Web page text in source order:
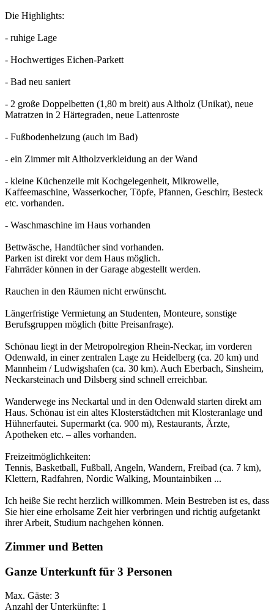
Die Highlights:
- ruhige Lage
- Hochwertiges Eichen-Parkett
- Bad neu saniert
- 2 große Doppelbetten (1,80 m breit) aus Altholz (Unikat), neue
Matratzen in 2 Härtegraden, neue Lattenroste
- Fußbodenheizung (auch im Bad)
- ein Zimmer mit Altholzverkleidung an der Wand
- kleine Küchenzeile mit Kochgelegenheit, Mikrowelle,
Kaffeemaschine, Wasserkocher, Töpfe, Pfannen, Geschirr, Besteck
etc. vorhanden.
- Waschmaschine im Haus vorhanden
Bettwäsche, Handtücher sind vorhanden.
Parken ist direkt vor dem Haus möglich.
Fahrräder können in der Garage abgestellt werden.
Rauchen in den Räumen nicht erwünscht.
Längerfristige Vermietung an Studenten, Monteure, sonstige
Berufsgruppen möglich (bitte Preisanfrage).
Schönau liegt in der Metropolregion Rhein-Neckar, im vorderen
Odenwald, in einer zentralen Lage zu Heidelberg (ca. 20 km) und
Mannheim / Ludwigshafen (ca. 30 km). Auch Eberbach, Sinsheim,
Neckarsteinach und Dilsberg sind schnell erreichbar.
Wanderwege ins Neckartal und in den Odenwald starten direkt am
Haus. Schönau ist ein altes Klosterstädtchen mit Klosteranlage und
Hühnerfautei. Supermarkt (ca. 900 m), Restaurants, Ärzte,
Apotheken etc. – alles vorhanden.
Freizeitmöglichkeiten:
Tennis, Basketball, Fußball, Angeln, Wandern, Freibad (ca. 7 km),
Klettern, Radfahren, Nordic Walking, Mountainbiken ...
Ich heiße Sie recht herzlich willkommen. Mein Bestreben ist es, dass
Sie hier eine erholsame Zeit hier verbringen und richtig aufgetankt
ihrer Arbeit, Studium nachgehen können.
Zimmer und Betten
Ganze Unterkunft für 3 Personen
Max. Gäste: 3
Anzahl der Unterkünfte: 1